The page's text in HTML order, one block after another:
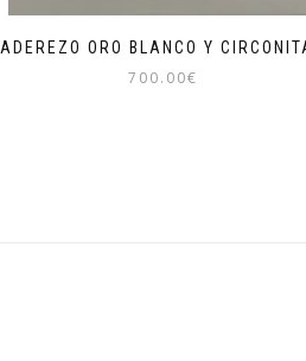
ADEREZO ORO BLANCO Y
700.00€